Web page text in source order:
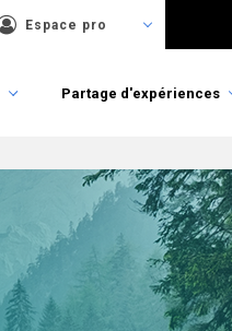
Espace pro
Partage d'expériences